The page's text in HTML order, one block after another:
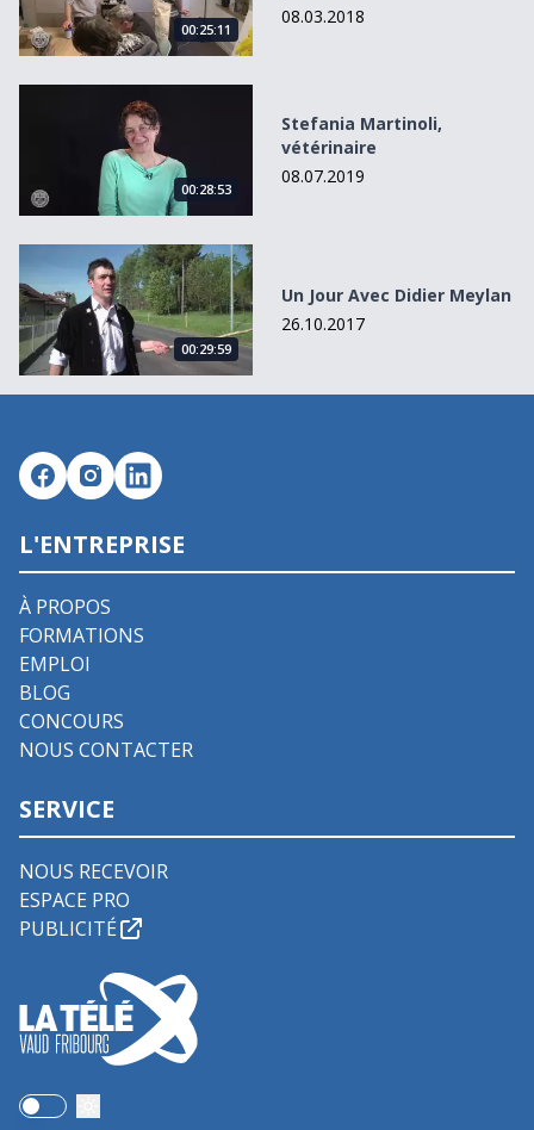
00:25:11
08.03.2018
Stefania Martinoli, vétérinaire
00:28:53
Stefania Martinoli,
vétérinaire
08.07.2019
Un Jour Avec Didier Meylan
00:29:59
Un Jour Avec Didier Meylan
26.10.2017
L'ENTREPRISE
À PROPOS
FORMATIONS
EMPLOI
BLOG
CONCOURS
NOUS CONTACTER
SERVICE
NOUS RECEVOIR
ESPACE PRO
PUBLICITÉ
Use setting